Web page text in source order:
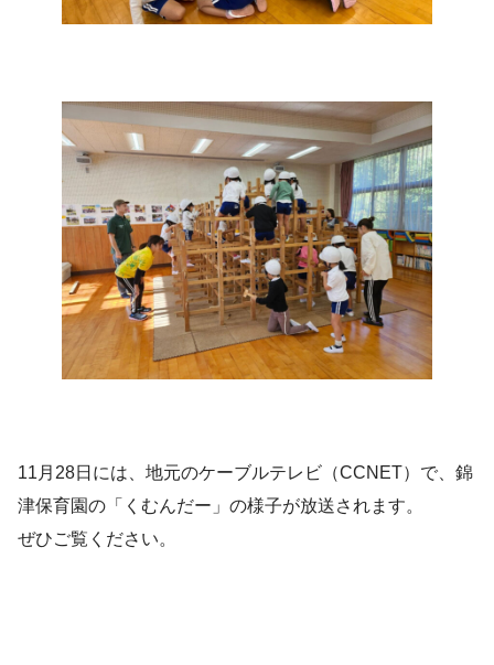
11月28日には、地元のケーブルテレビ（CCNET）で、錦
津保育園の「くむんだー」の様子が放送されます。
ぜひご覧ください。